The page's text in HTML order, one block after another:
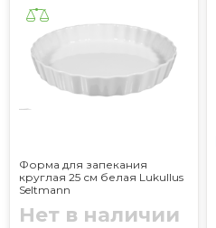
Форма для запекания
круглая 25 см белая Lukullus
Seltmann
Нет в наличии